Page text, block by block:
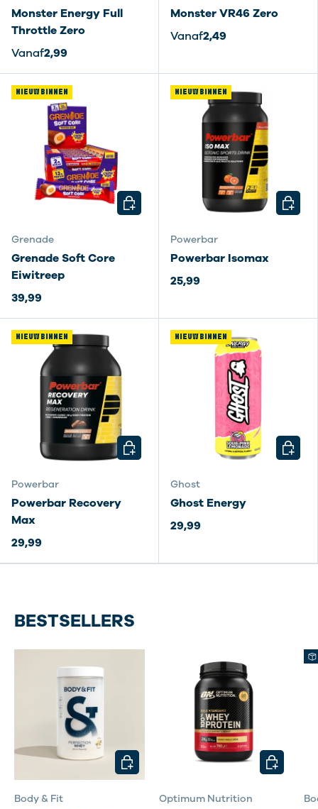
Monster Energy Full
Throttle Zero
Vanaf2,99
Monster VR46 Zero
Vanaf2,49
NIEUW BINNEN
Grenade
Grenade Soft Core
Eiwitreep
39,99
KIES MOGELIJKHEDEN
NIEUW BINNEN
Powerbar
Powerbar Isomax
25,99
KIES
NIEUW BINNEN
Powerbar
Powerbar Recovery
Max
29,99
KIES MOGELIJKHEDEN
NIEUW BINNEN
Ghost
Ghost Energy
29,99
KIES
BESTSELLERS
Body & Fit
KIES MOGELIJKHEDEN
Optimum Nutrition
KIES